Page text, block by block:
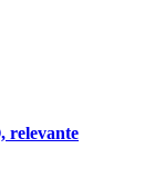
relevante